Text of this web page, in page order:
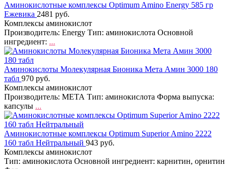
Аминокислотные комплексы Optimum Amino Energy 585 гр
Ежевика 2481 руб.
Комплексы аминокислот
Производитель: Energy Тип: аминокислота Основной
ингредиент: ...
Аминокислоты Молекулярная Бионика Мета Амин 3000 180
табл 970 руб.
Комплексы аминокислот
Производитель: МЕТА Тип: аминокислота Форма выпуска:
капсулы ...
Аминокислотные комплексы Optimum Superior Amino 2222
160 табл Нейтральный 943 руб.
Комплексы аминокислот
Тип: аминокислота Основной ингредиент: карнитин, орнитин